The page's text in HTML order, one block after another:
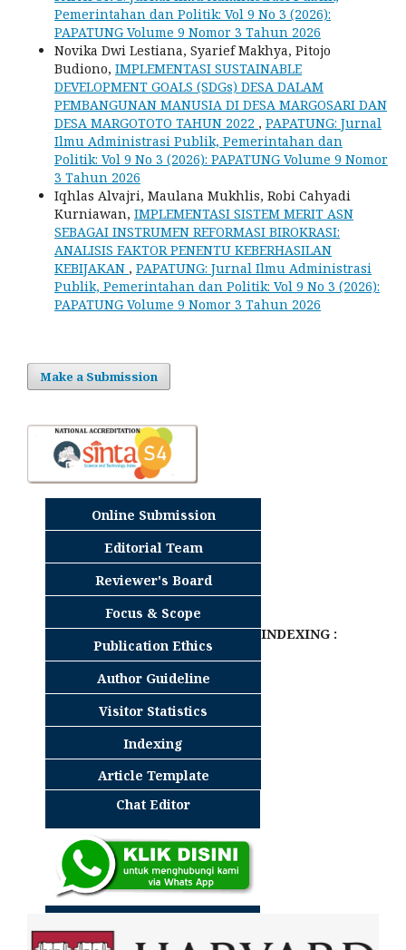
Pemerintahan dan Politik: Vol 9 No 3 (2026):
PAPATUNG Volume 9 Nomor 3 Tahun 2026
Novika Dwi Lestiana, Syarief Makhya, Pitojo
Budiono, IMPLEMENTASI SUSTAINABLE
DEVELOPMENT GOALS (SDGs) DESA DALAM
PEMBANGUNAN MANUSIA DI DESA MARGOSARI DAN
DESA MARGOTOTO TAHUN 2022 , PAPATUNG: Jurnal
Ilmu Administrasi Publik, Pemerintahan dan
Politik: Vol 9 No 3 (2026): PAPATUNG Volume 9 Nomor
3 Tahun 2026
Iqhlas Alvajri, Maulana Mukhlis, Robi Cahyadi
Kurniawan, IMPLEMENTASI SISTEM MERIT ASN
SEBAGAI INSTRUMEN REFORMASI BIROKRASI:
ANALISIS FAKTOR PENENTU KEBERHASILAN
KEBIJAKAN , PAPATUNG: Jurnal Ilmu Administrasi
Publik, Pemerintahan dan Politik: Vol 9 No 3 (2026):
PAPATUNG Volume 9 Nomor 3 Tahun 2026
Make a Submission
Online Submission
Editorial Team
Reviewer's Board
Focus & Scope
Publication Ethics
Author Guideline
Visitor Statistics
Indexing
Article Template
Chat Editor
INDEXING :